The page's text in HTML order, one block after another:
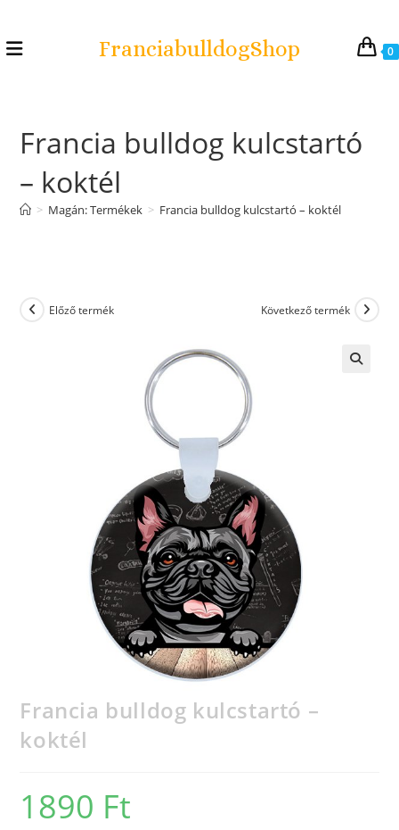
FranciabulldogShop 0
Francia bulldog kulcstartó
– koktél
> Magán: Termékek > Francia bulldog kulcstartó – koktél
Előző termék Következő termék
Francia bulldog kulcstartó –
koktél
1890 Ft